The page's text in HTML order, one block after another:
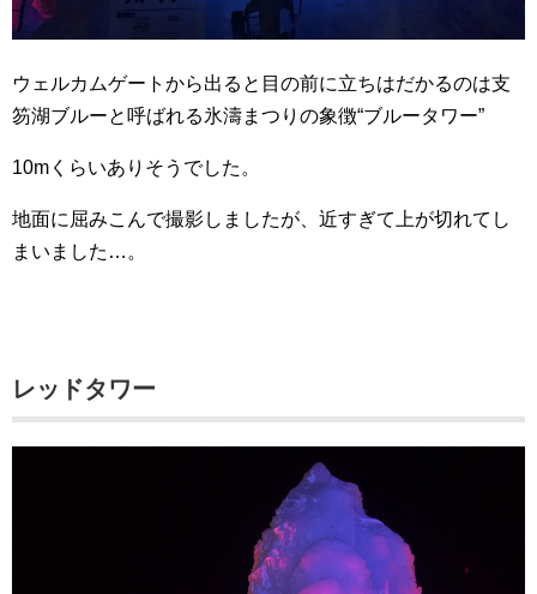
ウェルカムゲートから出ると目の前に立ちはだかるのは支
笏湖ブルーと呼ばれる氷濤まつりの象徴“ブルータワー”
10mくらいありそうでした。
地面に屈みこんで撮影しましたが、近すぎて上が切れてし
まいました…。
レッドタワー